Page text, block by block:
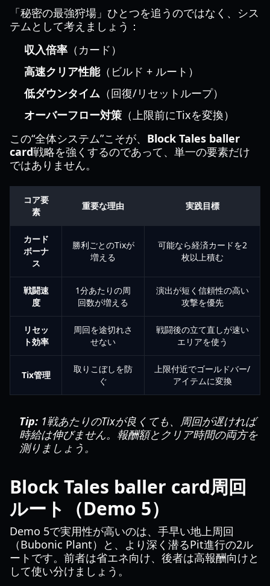
「秘密の最強狩場」ひとつを追うのではなく、シス
テムとして考えましょう：
収入倍率 （カード）
高速クリア性能（ビルド + ルート）
低ダウンタイム （回復/リセットループ）
オーバーフロー対策 （上限前にTixを変換）
この“全体システム”こそが、 Block Tales baller
card戦略を強くするのであって、単一の要素だけ
ではありません。
コア要
素
重要な理由 実践目標
カード
ボーナ
ス
勝利ごとのTixが
増える
可能なら経済カードを2
枚以上積む
戦闘速
度
1分あたりの周
回数が増える
演出が短く信頼性の高い
攻撃を優先
リセッ
ト効率
周回を途切れさ
せない
戦闘後の立て直しが速い
エリアを使う
Tix管理
取りこぼしを防
ぐ
上限付近でゴールドバー/
アイテムに変換
Tip: 1戦あたりのTixが良くても、周回が遅ければ
時給は伸びません。報酬額とクリア時間の両方を
測りましょう。
Block Tales baller card周回
ルート（Demo 5）
Demo 5で実用性が高いのは、手早い地上周回
（Bubonic Plant）と、より深く潜るPit進行の2ル
ートです。前者は省エネ向け、後者は高報酬向けと
して使い分けましょう。